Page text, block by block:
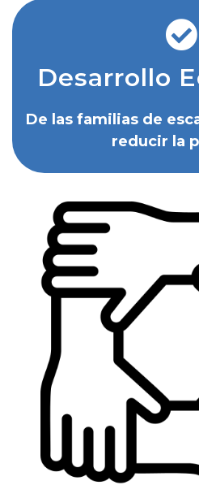
Desarrollo
De las familias de
reducir la